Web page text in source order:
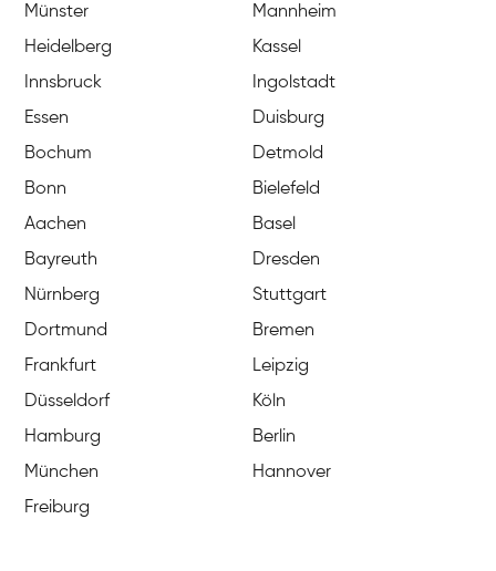
Münster
Mannheim
Heidelberg
Kassel
Innsbruck
Ingolstadt
Essen
Duisburg
Bochum
Detmold
Bonn
Bielefeld
Aachen
Basel
Bayreuth
Dresden
Nürnberg
Stuttgart
Dortmund
Bremen
Frankfurt
Leipzig
Düsseldorf
Köln
Hamburg
Berlin
München
Hannover
Freiburg